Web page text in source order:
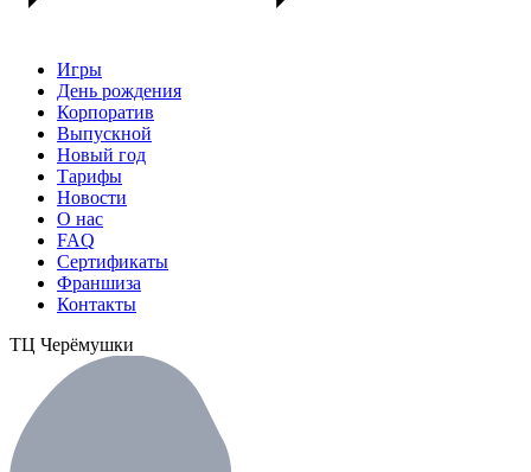
Игры
День рождения
Корпоратив
Выпускной
Новый год
Тарифы
Новости
О нас
FAQ
Сертификаты
Франшиза
Контакты
ТЦ Черёмушки